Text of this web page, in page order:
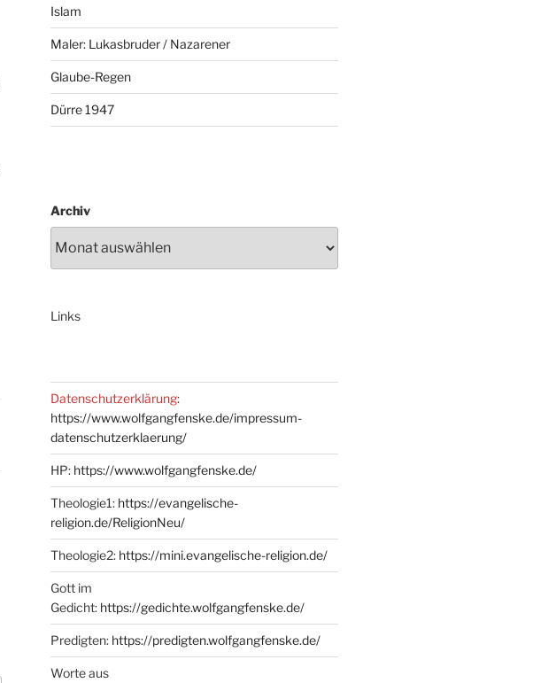
Islam
Maler: Lukasbruder / Nazarener
Glaube-Regen
Dürre 1947
Archiv
Links
Datenschutzerklärung:
https://www.wolfgangfenske.de/impressum-
datenschutzerklaerung/
HP: https://www.wolfgangfenske.de/
Theologie1: https://evangelische-
religion.de/ReligionNeu/
Theologie2: https://mini.evangelische-religion.de/
Gott im
Gedicht: https://gedichte.wolfgangfenske.de/
Predigten: https://predigten.wolfgangfenske.de/
Worte aus